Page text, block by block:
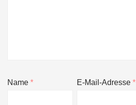
Name* E-Mail-Adresse*